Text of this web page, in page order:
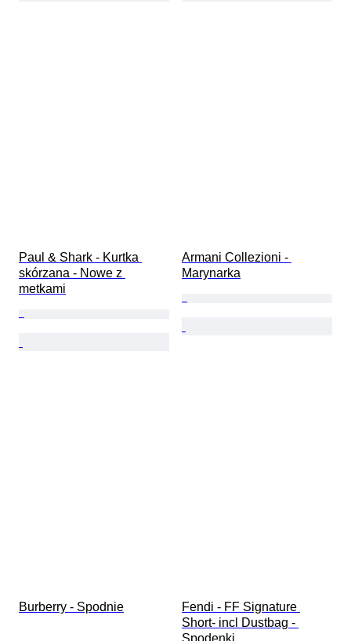
Paul & Shark - Kurtka
skórzana - Nowe z
metkami
Armani Collezioni -
Marynarka
Burberry - Spodnie
Fendi - FF Signature
Short- incl Dustbag -